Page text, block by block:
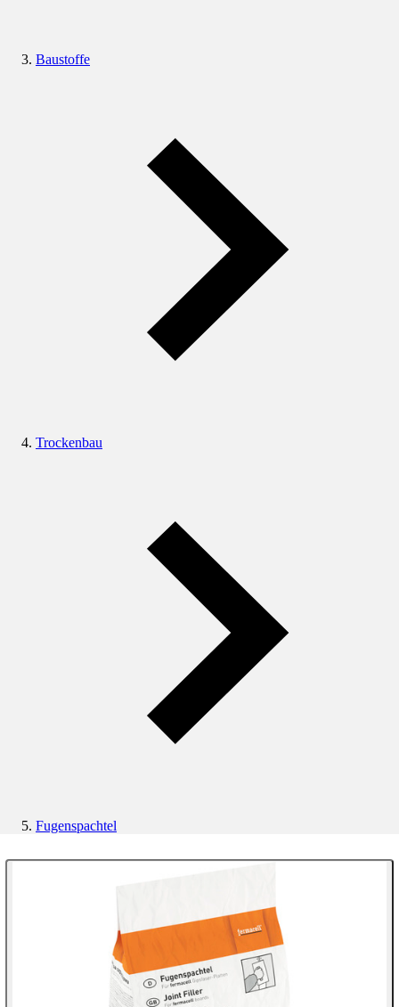
Baustoffe
Trockenbau
Fugenspachtel